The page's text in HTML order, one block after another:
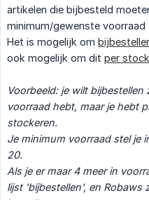
artikelen die bijbesteld
minimum/gewenste voorraad
Het is mogelijk om
ook mogelijk om dit per
Voorbeeld: je wilt
voorraad hebt, maar je hebt
stockeren.
Je minimum voorraad stel je
20.
Als je er maar 4 meer in
lijst 'bijbestellen', en Robaws